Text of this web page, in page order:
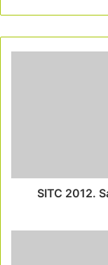
SITC 2012.